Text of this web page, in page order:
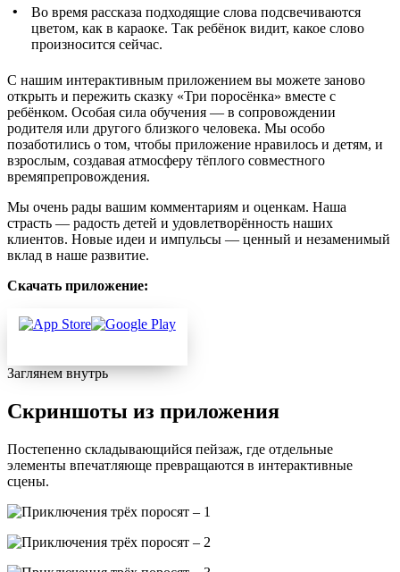
Во время рассказа подходящие слова подсвечиваются
цветом, как в караоке. Так ребёнок видит, какое слово
произносится сейчас.
С нашим интерактивным приложением вы можете заново
открыть и пережить сказку «Три поросёнка» вместе с
ребёнком. Особая сила обучения — в сопровождении
родителя или другого близкого человека. Мы особо
позаботились о том, чтобы приложение нравилось и детям, и
взрослым, создавая атмосферу тёплого совместного
времяпрепровождения.
Мы очень рады вашим комментариям и оценкам. Наша
страсть — радость детей и удовлетворённость наших
клиентов. Новые идеи и импульсы — ценный и незаменимый
вклад в наше развитие.
Скачать приложение:
Заглянем внутрь
Скриншоты из приложения
Постепенно складывающийся пейзаж, где отдельные
элементы впечатляюще превращаются в интерактивные
сцены.